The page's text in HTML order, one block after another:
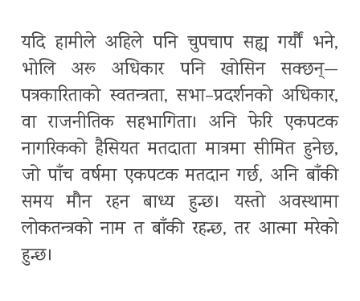
यदि हामीले अहिले पनि चुपचाप सह्य गर्यौं भने,
भोलि अरू अधिकार पनि खोसिन सक्छन्—
पत्रकारिताको स्वतन्त्रता, सभा–प्रदर्शनको अधिकार,
वा राजनीतिक सहभागिता। अनि फेरि एकपटक
नागरिकको हैसियत मतदाता मात्रमा सीमित हुनेछ,
जो पाँच वर्षमा एकपटक मतदान गर्छ, अनि बाँकी
समय मौन रहन बाध्य हुन्छ। यस्तो अवस्थामा
लोकतन्त्रको नाम त बाँकी रहन्छ, तर आत्मा मरेको
हुन्छ।